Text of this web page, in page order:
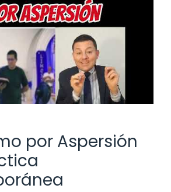
por Aspersión